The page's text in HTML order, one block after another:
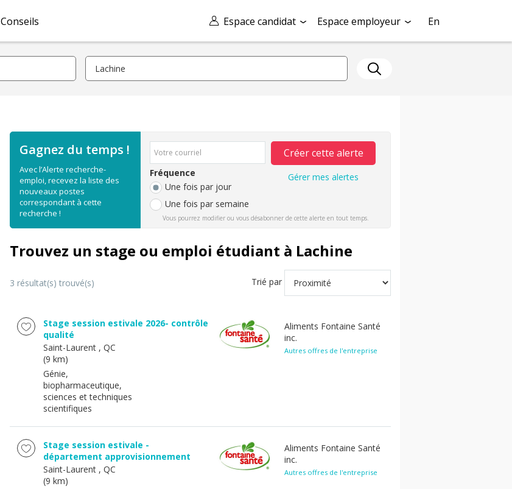
Espace candidat Espace employeur En
Conseils
Gagnez du temps !
Avec l’Alerte recherche-
emploi, recevez la liste des
nouveaux postes
correspondant à cette
recherche !
Fréquence
Une fois par jour
Une fois par semaine
Créer cette alerte
Gérer mes alertes
Vous pourrez modifier ou vous désabonner de cette alerte en tout temps.
Trouvez un stage ou emploi étudiant à Lachine
3 résultat(s) trouvé(s) Trié par
Stage session estivale 2026- contrôle
qualité
Saint-Laurent , QC
(9 km)
Génie,
biopharmaceutique,
sciences et techniques
scientifiques
Aliments Fontaine Santé
inc.
Autres offres de l'entreprise
Stage session estivale -
département approvisionnement
Saint-Laurent , QC
(9 km)
Aliments Fontaine Santé
inc.
Autres offres de l'entreprise